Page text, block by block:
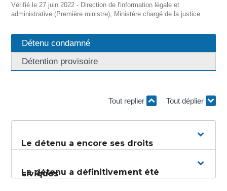
Vérifié le 27 juin 2022 - Direction de l'information légale et
administrative (Première ministre), Ministère chargé de la justice
Détenu condamné
Détention provisoire
Tout replier Tout déplier
Le détenu a encore ses droits
civiques
Le détenu a définitivement été